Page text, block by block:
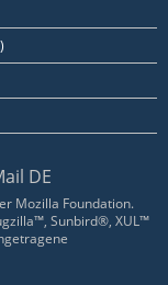
DE
Mozilla Foundation.
Sunbird®, XUL™